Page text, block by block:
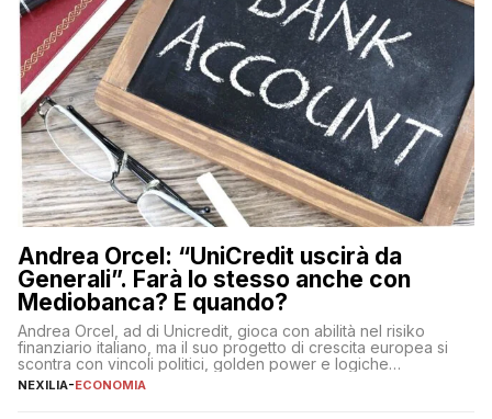
Andrea Orcel: “UniCredit uscirà da
Generali”. Farà lo stesso anche con
Mediobanca? E quando?
Andrea Orcel, ad di Unicredit, gioca con abilità nel risiko
finanziario italiano, ma il suo progetto di crescita europea si
scontra con vincoli politici, golden power e logiche
protezionistiche. Orcel e la mossa su Generali Andrea Orcel,
NEXILIA-ECONOMIA